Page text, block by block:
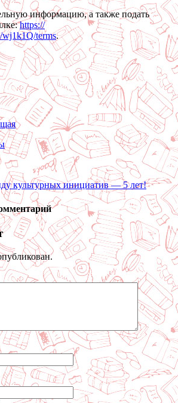
информацию, а также подать
https://
wj1k1Q/terms.
культурных инициатив — 5 лет!